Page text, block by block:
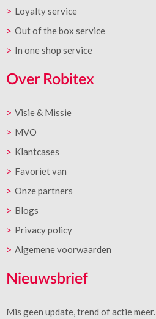
Loyalty service
Out of the box service
In one shop service
Over Robitex
Visie & Missie
MVO
Klantcases
Favoriet van
Onze partners
Blogs
Privacy policy
Algemene voorwaarden
Nieuwsbrief
Mis geen update, trend of actie meer.